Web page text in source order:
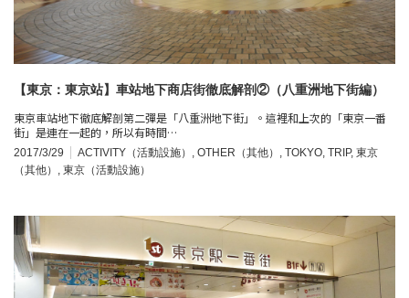
【東京：東京站】車站地下商店街徹底解剖②（八重洲地下街編）
東京車站地下徹底解剖第二彈是「八重洲地下街」。這裡和上次的「東京一番
街」是連在一起的，所以有時間…
2017/3/29 ACTIVITY（活動設施） OTHER（其他） TOKYO TRIP, 東京
（其他）
東京（活動設施）